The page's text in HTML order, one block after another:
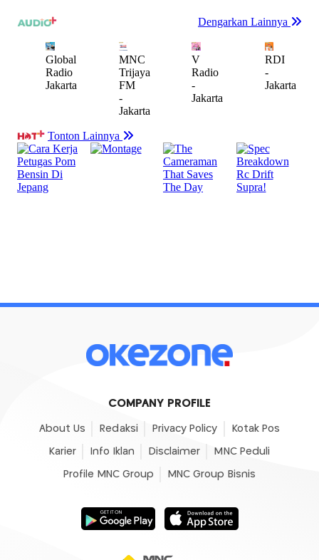
COMPANY PROFILE
About Us Redaksi Privacy Policy Kotak Pos
Karier Info Iklan Disclaimer MNC Peduli
Profile MNC Group MNC Group Bisnis